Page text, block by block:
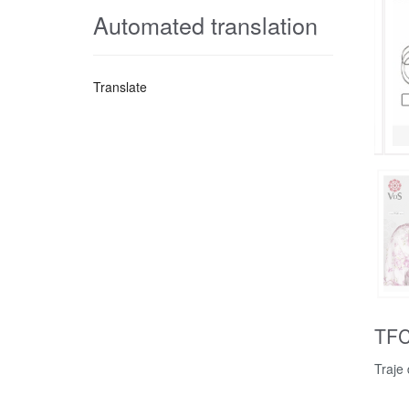
Automated translation
Translate
Traje